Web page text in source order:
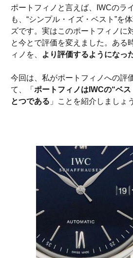
ポートフィノと言えば、IWCのラ
も、“シンプル・イズ・ベスト”を
ズです。実はこのポートフィノに
と今とで評価を変えました。ある
ィノを、 より評価するようになっ
今回は、私がポートフィノへの評
て、「ポートフィノはIWCの“ベ
とつである 」ことを紹介しましょ